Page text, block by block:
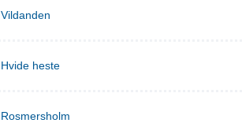
Vildanden
Hvide heste
Rosmersholm